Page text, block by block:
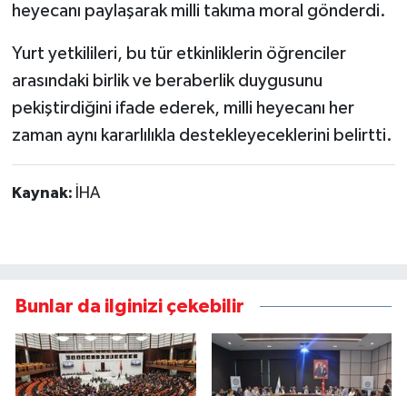
heyecanı paylaşarak milli takıma moral gönderdi.
Yurt yetkilileri, bu tür etkinliklerin öğrenciler
arasındaki birlik ve beraberlik duygusunu
pekiştirdiğini ifade ederek, milli heyecanı her
zaman aynı kararlılıkla destekleyeceklerini belirtti.
Kaynak: İHA
Bunlar da ilginizi çekebilir